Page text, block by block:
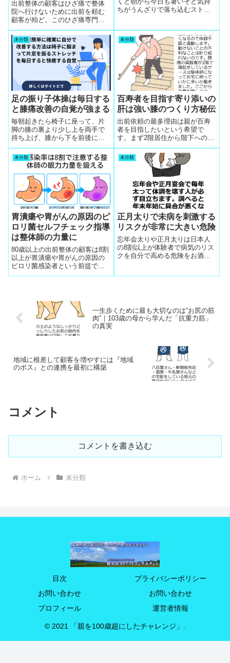
的アプローチ
出前整体の顧客はひざ痛で整体
院へ行けないために出前を頼む
顧客が殆ど。このひざ痛専門の
整体テクニックは臨床を重ねる
とひざ痛の個体別の整体術とセ
ルフケア指導内容が確定して技
術が向上します。ひざ痛を専門
に技術力向上を計画的に高めま
す。それにはカルテ管理と整理
が有効です。この技術力向上プ
ロセスをファン客にSNS公開PR
します。
ちがうんざりで落ち込むストレ
腎疲労を疑い受診推奨
未分類
足の振り子体操は毎日する
と膝痛改善の自覚が強まる
毎朝起きたら椅子に座って、片
脚の膝の裏より少し上を両手で
持ち上げ、膝から下を前後にブ
ラブラと振るだけの足の振り子
体操を日常習慣で毎日すると膝
痛改善の自覚が強まる
未分類
百寿者を目指す寄り添いの
肝は強い膝のつくり方秘伝
出前依頼の最多理由は親が百寿
者を目指したいという希望で
す。まず2階居住から階下への居
住に変えてから寄り添いする設
計は強い膝のつくり方のエビデ
ンス中心の秘伝体操で
未分類
胃潰瘍や胃がんの原因のピ
ロリ菌セルフチェック指導
は整体師の力量に
80歳以上の出前整体の顧客は8割
以上が胃潰瘍や胃がんの原因の
ピロリ菌感染者という前提でカ
ウンセリング会話でセルフチェ
するのは整体師の力量で感謝さ
れています。
未分類
正月太りで未病を刺激する
リスクが非常に大きい危険
忘年会太りや正月太りは日本人
の8割以上が体験者で病気のリス
クを自分で高める危険をお酒で
一生歩くために最も大切なのは“お尻の筋
肉”｜103歳の母から学んだ「抗重力筋」
の真実
地域に根差して顧客を増やすには『地域
のボス』との連携を最初に構築
コメント
コメントを書き込む
ホーム 未分類
目次
プライバシーポリシー
お問い合わせ
お問い合わせ
プロフィール
運営者情報
© 2021 「親を100歳超にしたチャレンジ」.